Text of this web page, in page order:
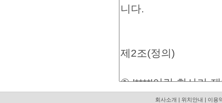
회사소개 | 위치안내 | 이용